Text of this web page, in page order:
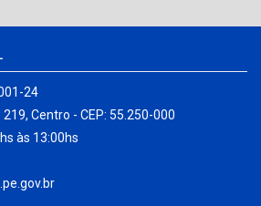
24
Centro - CEP: 55.250-000
às 13:00hs